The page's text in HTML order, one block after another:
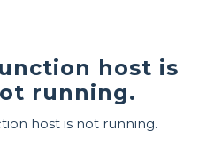
host is
running.
host is not running.